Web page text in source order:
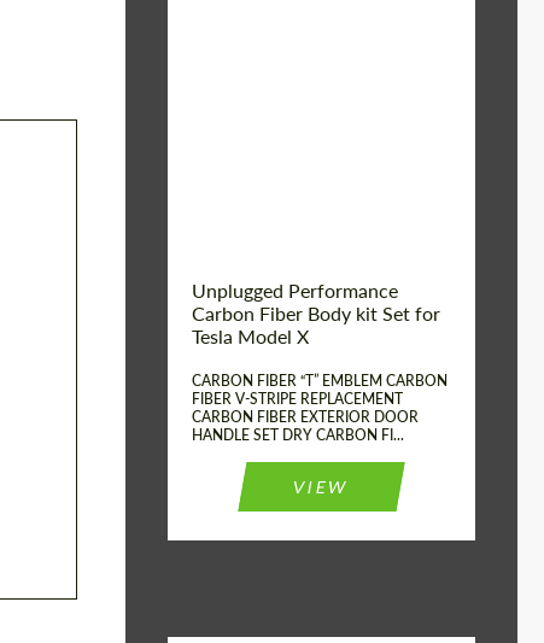
Unplugged Performance
Carbon Fiber Body kit Set for
Tesla Model X
CARBON FIBER “T” EMBLEM CARBON
FIBER V-STRIPE REPLACEMENT
CARBON FIBER EXTERIOR DOOR
HANDLE SET DRY CARBON FI...
VIEW